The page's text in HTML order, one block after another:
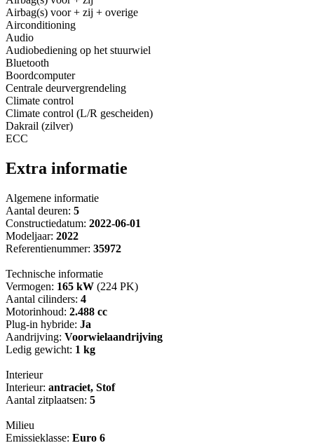
Airbag(s) voor + zij + overige
Airconditioning
Audio
Audiobediening op het stuurwiel
Bluetooth
Boordcomputer
Centrale deurvergrendeling
Climate control
Climate control (L/R gescheiden)
Dakrail (zilver)
ECC
Extra informatie
Algemene informatie
Aantal deuren: 5
Constructiedatum: 2022-06-01
Modeljaar: 2022
Referentienummer: 35972
Technische informatie
Vermogen: 165 kW (224 PK)
Aantal cilinders: 4
Motorinhoud: 2.488 cc
Plug-in hybride: Ja
Aandrijving: Voorwielaandrijving
Ledig gewicht: 1 kg
Interieur
Interieur: antraciet, Stof
Aantal zitplaatsen: 5
Milieu
Emissieklasse: Euro 6